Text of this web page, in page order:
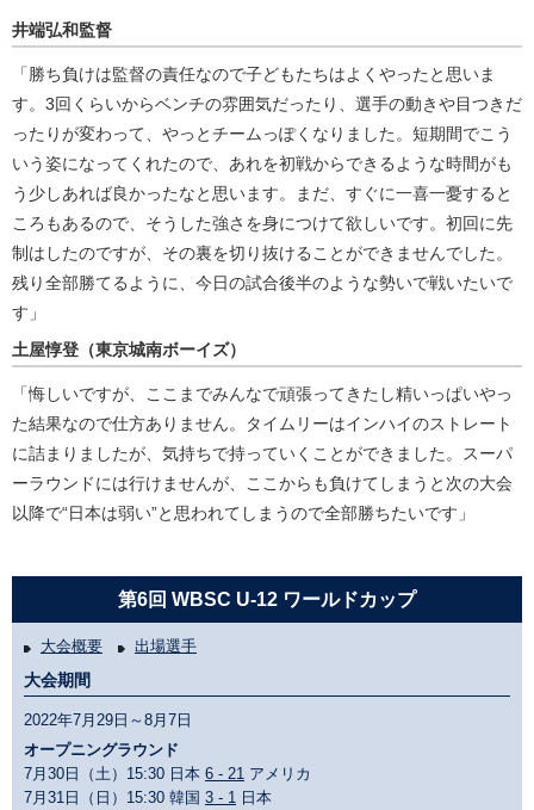
井端弘和監督
「勝ち負けは監督の責任なので子どもたちはよくやったと思いま
す。3回くらいからベンチの雰囲気だったり、選手の動きや目つきだ
ったりが変わって、やっとチームっぽくなりました。短期間でこう
いう姿になってくれたので、あれを初戦からできるような時間がも
う少しあれば良かったなと思います。まだ、すぐに一喜一憂すると
ころもあるので、そうした強さを身につけて欲しいです。初回に先
制はしたのですが、その裏を切り抜けることができませんでした。
残り全部勝てるように、今日の試合後半のような勢いで戦いたいで
す」
土屋惇登（東京城南ボーイズ）
「悔しいですが、ここまでみんなで頑張ってきたし精いっぱいやっ
た結果なので仕方ありません。タイムリーはインハイのストレート
に詰まりましたが、気持ちで持っていくことができました。スーパ
ーラウンドには行けませんが、ここからも負けてしまうと次の大会
以降で“日本は弱い”と思われてしまうので全部勝ちたいです」
第6回 WBSC U-12 ワールドカップ
大会概要 出場選手
大会期間
2022年7月29日～8月7日
オープニングラウンド
7月30日（土）15:30 日本 6 - 21 アメリカ
7月31日（日）15:30 韓国 3 - 1 日本